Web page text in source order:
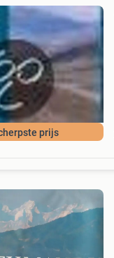
prijs